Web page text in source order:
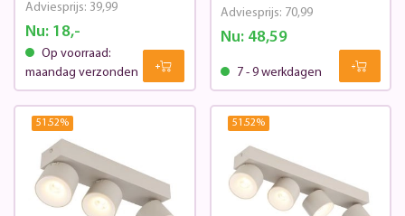
Nu:18,-
Adviesprijs: 39,99
Op voorraad:
maandag verzonden
Nu: 48,59
Adviesprijs: 70,99
7 - 9 werkdagen
51.52% 51.52%